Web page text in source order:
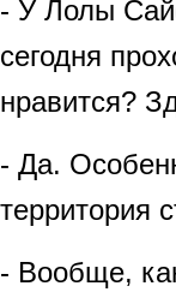
- У Лолы
сегодня
нравится?
- Да.
территория
- Вообще,